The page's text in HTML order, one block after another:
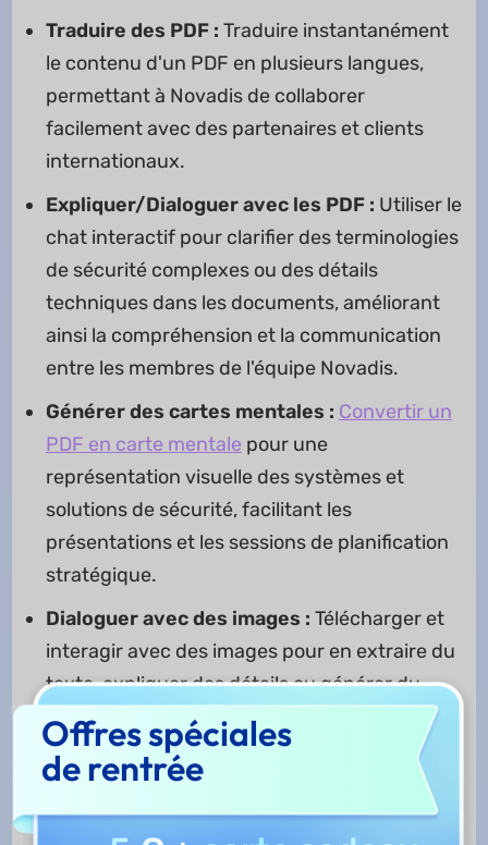
Traduire des PDF : Traduire instantanément
le contenu d'un PDF en plusieurs langues,
permettant à Novadis de collaborer
facilement avec des partenaires et clients
internationaux.
Expliquer/Dialoguer avec les PDF : Utiliser le
chat interactif pour clarifier des terminologies
de sécurité complexes ou des détails
techniques dans les documents, améliorant
ainsi la compréhension et la communication
entre les membres de l'équipe Novadis.
Générer des cartes mentales : Convertir un
PDF en carte mentale pour une
représentation visuelle des systèmes et
solutions de sécurité, facilitant les
présentations et les sessions de planification
stratégique.
Dialoguer avec des images : Télécharger et
interagir avec des images pour en extraire du
texte, expliquer des détails ou générer du
contenu. Ceci est utile pour Novadis lors de
l'examen et de l'annotation de schémas de
sécurité visuels et de séquences de
surveillance.
Offres spéciales
de rentrée